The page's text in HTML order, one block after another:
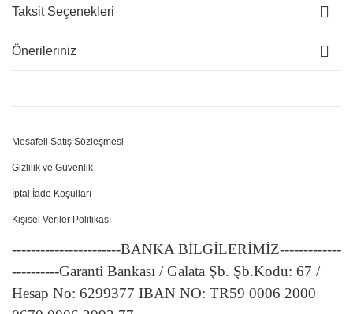
Taksit Seçenekleri
Önerileriniz
Mesafeli Satış Sözleşmesi
Gizlilik ve Güvenlik
İptal İade Koşulları
Kişisel Veriler Politikası
-----------------------BANKA BİLGİLERİMİZ-------------
----------Garanti Bankası / Galata Şb. Şb.Kodu: 67 /
Hesap No: 6299377 IBAN NO: TR59 0006 2000